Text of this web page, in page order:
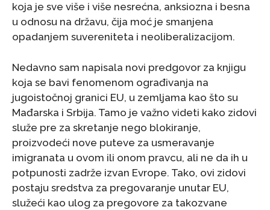
koja je sve više i više nesrećna, anksiozna i besna
u odnosu na državu, čija moć je smanjena
opadanjem suvereniteta i neoliberalizacijom.
Nedavno sam napisala novi predgovor za knjigu
koja se bavi fenomenom ograđivanja na
jugoistočnoj granici EU, u zemljama kao što su
Mađarska i Srbija. Tamo je važno videti kako zidovi
služe pre za skretanje nego blokiranje,
proizvodeći nove puteve za usmeravanje
imigranata u ovom ili onom pravcu, ali ne da ih u
potpunosti zadrže izvan Evrope. Tako, ovi zidovi
postaju sredstva za pregovaranje unutar EU,
služeći kao ulog za pregovore za takozvane